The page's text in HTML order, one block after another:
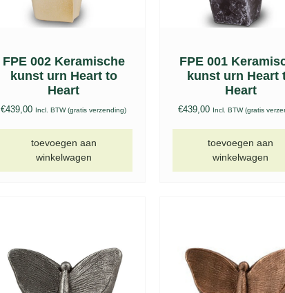
FPE 002 Keramische
kunst urn Heart to
Heart
€439,00 Incl. BTW (gratis verzending)
toevoegen aan
winkelwagen
FPE 001
kunst urn Heart
Heart
€439,00 Incl. BTW (gratis
toevoegen aan
winkelwagen